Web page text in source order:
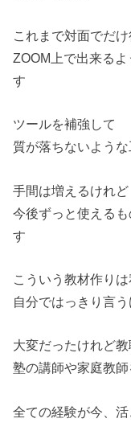
これまで対面でだ
ZOOM上で出来る
す
ツールを補強して
質が落ちないよう
手間は増えるけれど
今後ずっと使える
す
こういう教材作り
自分ではっきり言
大変だったけれど
塾の講師や家庭教
全ての経験が今、